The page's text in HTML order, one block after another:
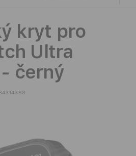
kryt pro
Ultra
černý